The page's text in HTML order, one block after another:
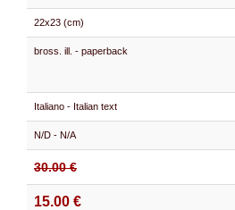
22x23 (cm)
bross. ill. - paperback
Italiano - Italian text
N/D - N/A
30.00 €
15.00 €